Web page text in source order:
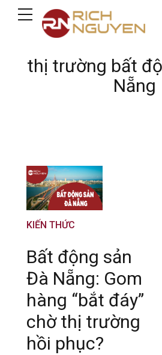
thị trường bất
Nẵng
KIẾN THỨC
Bất động sản
Đà Nẵng: Gom
hàng “bắt đáy”
chờ thị trường
hồi phục?